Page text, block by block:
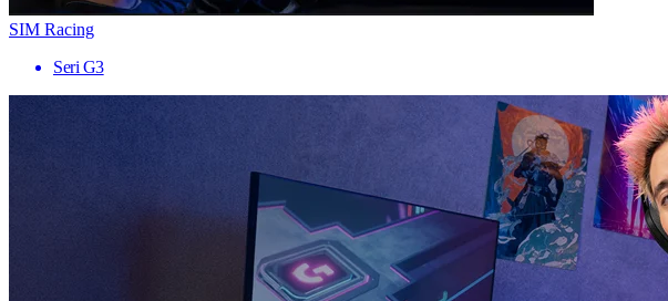
SIM Racing
Seri G3